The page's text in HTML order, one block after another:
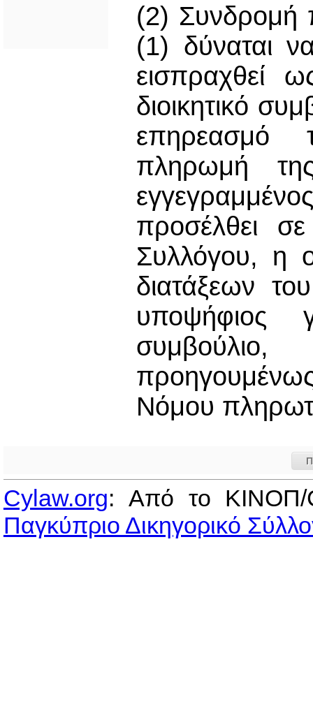
(2) Συνδρομή
(1) δύναται
εισπραχθεί
διοικητικό
επηρεασμό
πληρωμή
προσέλθει
Συλλόγου, η
διατάξεων
υποψήφιος
Νόμου
Cylaw.org: Από το
Παγκύπριο Δικηγορικό